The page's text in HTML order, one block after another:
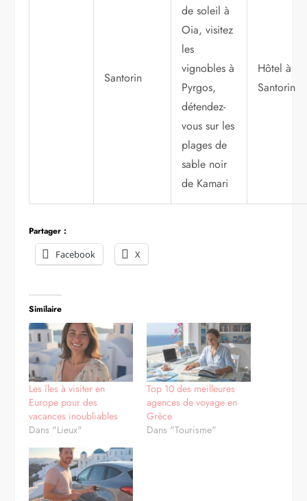
Santorin
de soleil à
Oia, visitez
les
vignobles à
Pyrgos,
détendez-
vous sur les
plages de
sable noir
de Kamari
Hôtel à
Santorin
Partager :
Facebook
X
Similaire
Les îles à visiter en
Europe pour des
vacances inoubliables
Dans "Lieux"
Top 10 des meilleures
agences de voyage en
Grèce
Dans "Tourisme"